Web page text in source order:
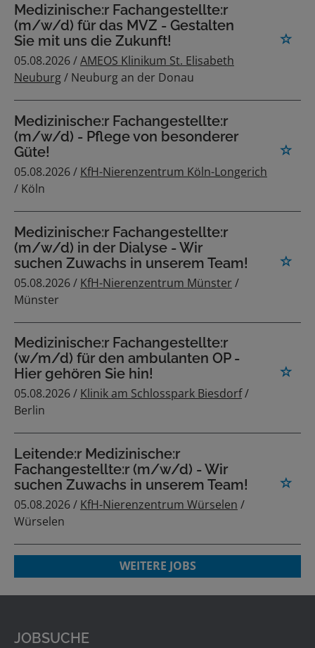
Medizinische:r Fachangestellte:r
(m/w/d) für das MVZ - Gestalten
Sie mit uns die Zukunft!
05.08.2026 /AMEOS Klinikum St. Elisabeth
Neuburg/ Neuburg an der Donau
Medizinische:r Fachangestellte:r
(m/w/d) - Pflege von besonderer
Güte!
05.08.2026 / KfH-Nierenzentrum Köln-Longerich
/ Köln
Medizinische:r Fachangestellte:r
(m/w/d) in der Dialyse - Wir
suchen Zuwachs in unserem Team!
05.08.2026 / KfH-Nierenzentrum Münster /
Münster
Medizinische:r Fachangestellte:r
(w/m/d) für den ambulanten OP -
Hier gehören Sie hin!
05.08.2026 / Klinik am Schlosspark Biesdorf/
Berlin
Leitende:r Medizinische:r
Fachangestellte:r (m/w/d) - Wir
suchen Zuwachs in unserem Team!
05.08.2026 / KfH-Nierenzentrum Würselen /
Würselen
WEITERE JOBS
JOBSUCHE